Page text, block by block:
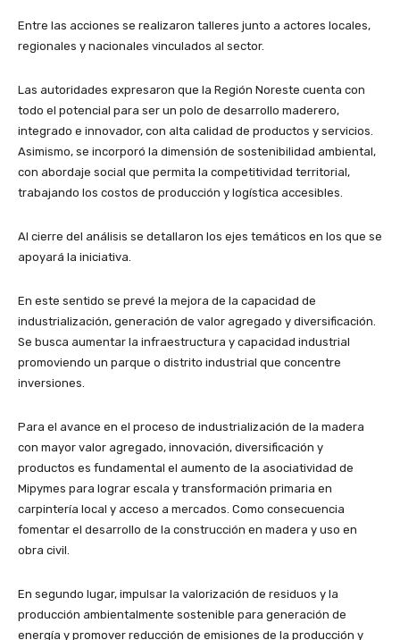
Entre las acciones se realizaron talleres junto a actores locales,
regionales y nacionales vinculados al sector.
Las autoridades expresaron que la Región Noreste cuenta con
todo el potencial para ser un polo de desarrollo maderero,
integrado e innovador, con alta calidad de productos y servicios.
Asimismo, se incorporó la dimensión de sostenibilidad ambiental,
con abordaje social que permita la competitividad territorial,
trabajando los costos de producción y logística accesibles.
Al cierre del análisis se detallaron los ejes temáticos en los que se
apoyará la iniciativa.
En este sentido se prevé la mejora de la capacidad de
industrialización, generación de valor agregado y diversificación.
Se busca aumentar la infraestructura y capacidad industrial
promoviendo un parque o distrito industrial que concentre
inversiones.
Para el avance en el proceso de industrialización de la madera
con mayor valor agregado, innovación, diversificación y
productos es fundamental el aumento de la asociatividad de
Mipymes para lograr escala y transformación primaria en
carpintería local y acceso a mercados. Como consecuencia
fomentar el desarrollo de la construcción en madera y uso en
obra civil.
En segundo lugar, impulsar la valorización de residuos y la
producción ambientalmente sostenible para generación de
energía y promover reducción de emisiones de la producción y